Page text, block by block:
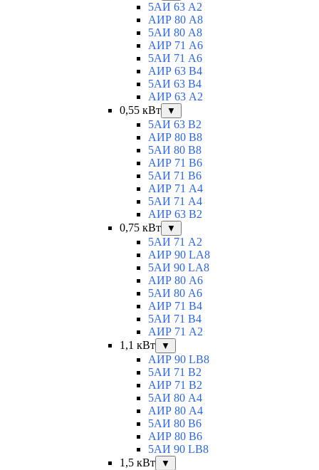
5АИ 63 A2
АИР 80 А8
5АИ 80 A8
АИР 71 А6
5АИ 71 A6
АИР 63 B4
5АИ 63 B4
АИР 63 А2
0,55 кВт
▼
5АИ 63 B2
АИР 80 B8
5АИ 80 В8
АИР 71 В6
5АИ 71 B6
АИР 71 А4
5АИ 71 A4
АИР 63 B2
0,75 кВт
▼
5АИ 71 A2
АИР 90 LA8
5АИ 90 LA8
АИР 80 А6
5АИ 80 A6
АИР 71 В4
5АИ 71 B4
АИР 71 A2
1,1 кВт
▼
АИР 90 LB8
5АИ 71 B2
АИР 71 В2
5АИ 80 A4
АИР 80 А4
5АИ 80 В6
АИР 80 B6
5АИ 90 LB8
1,5 кВт
▼